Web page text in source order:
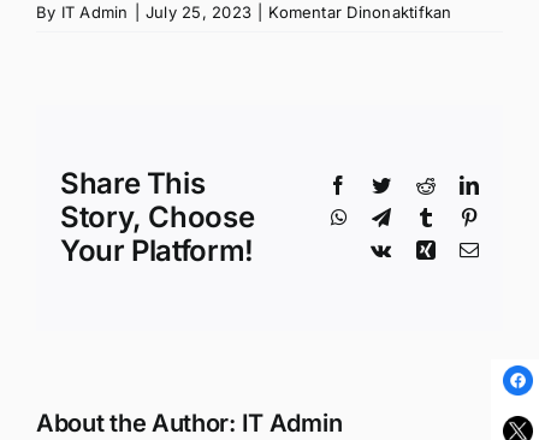
By IT Admin July 25, 2023 Komentar Dinonaktifkan
Share This
Story, Choose
Your Platform!
Facebook
TwitterReddit
WhatsApp
TelegramTumblr
Vk
Xing Email
About the Author: IT Admin